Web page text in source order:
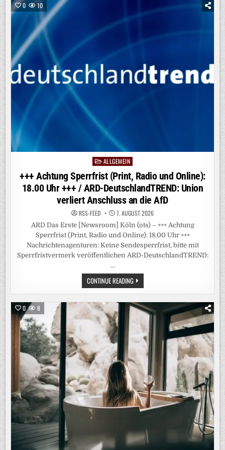
URHEBER
DES
LEIPZIG
MAHNT
BESSEREN
SCHUTZ
DEUTSCHER
0 10
Posted
in
ALLGEMEIN
+++ Achtung Sperrfrist (Print, Radio und Online):
18.00 Uhr +++ / ARD-DeutschlandTREND: Union
verliert Anschluss an die AfD
RSS-FEED 7. AUGUST 2026
ARD Das Erste [Newsroom] Köln (ots) – +++ Achtung
Sperrfrist (Print, Radio und Online): 18.00 Uhr +++
Nachrichtenagenturen: Keine Sendesperrfrist, bitte mit
Sperrfristvermerk veröffentlichen ARD-DeutschlandTREND:
…
CONTINUE READING+++
ACHTUNG
SPERRFRIST
RADIO
UND
ONLINE):
18.00
UHR
+++
/
ARD-
DEUTSCHLANDTREND:
UNION
VERLIERT
ANSCHLUSS
AN
DIE
AFD
0 8